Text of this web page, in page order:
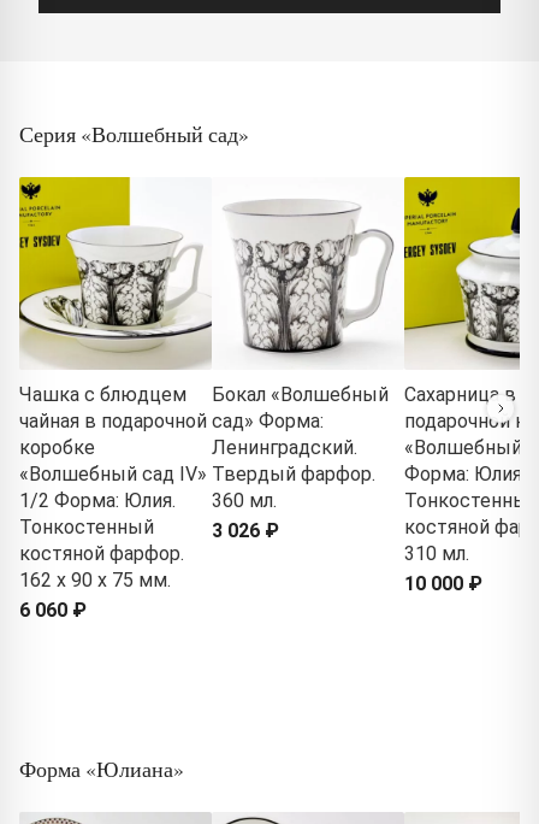
Серия «Волшебный сад»
Чашка с блюдцем
чайная в подарочной
коробке
«Волшебный сад IV»
1/2 Форма: Юлия.
Тонкостенный
костяной фарфор.
162 x 90 x 75 мм.
6 060 ₽
Бокал «Волшебный
сад» Форма:
Ленинградский.
Твердый фарфор.
360 мл.
3 026 ₽
Сахарница в
подарочной
«Волшебный
Форма: Юлия.
Тонкостенный
костяной
310 мл.
10 000 ₽
Форма «Юлиана»